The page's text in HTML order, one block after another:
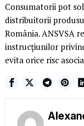
Consumatorii pot
distribuitorii
România. ANSVSA
instrucțiunilor
evita orice risc